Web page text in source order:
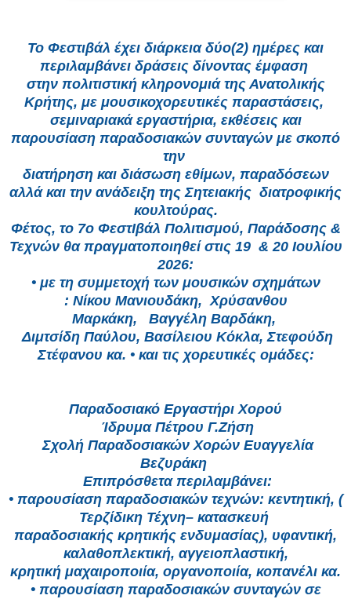
Το Φεστιβάλ έχει διάρκεια δύο(2) ημέρες και
περιλαμβάνει δράσεις δίνοντας έμφαση
στην πολιτιστική κληρονομιά της Ανατολικής
Κρήτης, με μουσικοχορευτικές παραστάσεις,
σεμιναριακά εργαστήρια, εκθέσεις και
παρουσίαση παραδοσιακών συνταγών με σκοπό
την
διατήρηση και διάσωση εθίμων, παραδόσεων
αλλά και την ανάδειξη της Σητειακής διατροφικής
κουλτούρας.
Φέτος, το 7ο ΦεστΙβάλ Πολιτισμού, Παράδοσης &
Τεχνών θα πραγματοποιηθεί στις 19 & 20 Ιουλίου
2026:
• με τη συμμετοχή των μουσικών σχημάτων
: Nίκου Μανιουδάκη, Χρύσανθου
Μαρκάκη,
Βαγγέλη Βαρδάκη,
Διμτσίδη Παύλου, Βασίλειου Κόκλα, Στεφούδη
Στέφανου κα. • και τις χορευτικές ομάδες:
Παραδοσιακό Εργαστήρι Χορού
Ίδρυμα Πέτρου Γ.Ζήση
Σχολή Παραδοσιακών Χορών Ευαγγελία
Βεζυράκη
Επιπρόσθετα περιλαμβάνει:
• παρουσίαση παραδοσιακών τεχνών: κεντητική, (
Τερζίδικη Τέχνη– κατασκευή
παραδοσιακής κρητικής ενδυμασίας), υφαντική,
καλαθοπλεκτική, αγγειοπλαστική,
κρητική μαχαιροποιία, οργανοποιία, κοπανέλι κα.
• παρουσίαση παραδοσιακών συνταγών σε